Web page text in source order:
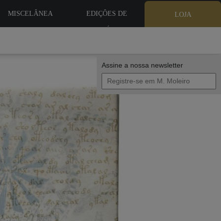
Assine a nossa newsletter
LOJA
EDIÇÔES DE
MISCELÂNEA